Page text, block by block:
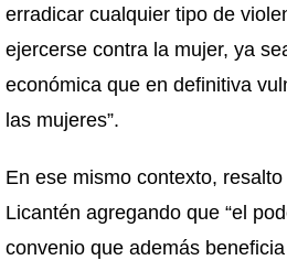
erradicar cualquier tipo de
ejercerse contra la mujer, ya
económica que en definitiva
las mujeres”.
En ese mismo contexto,
Licantén agregando que “el
convenio que además